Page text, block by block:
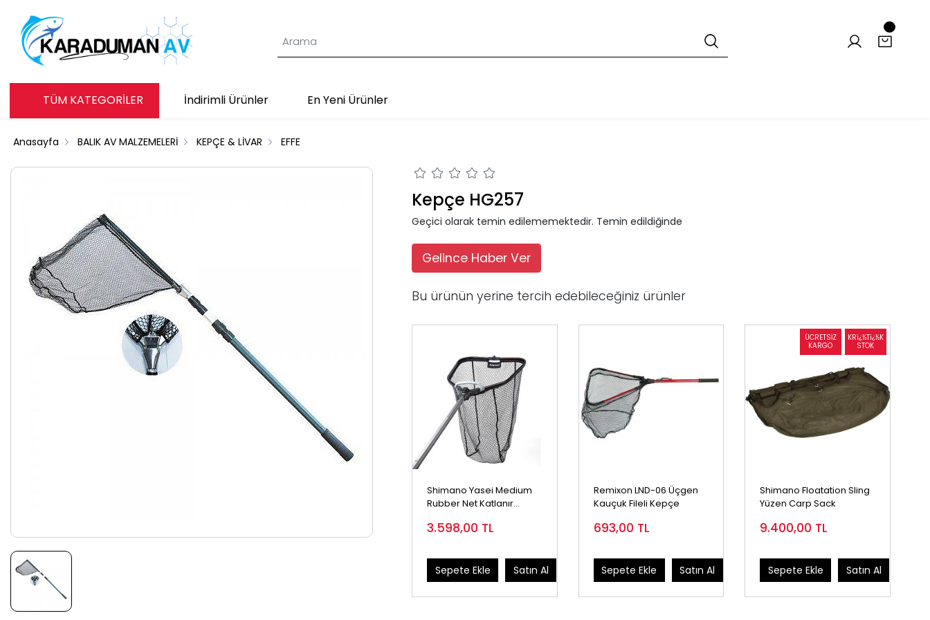
TÜM KATEGORİLER İndirimli Ürünler En Yeni Ürünler
Anasayfa BALIK AV MALZEMELERİ KEPÇE & LİVAR EFFE
Kepçe HG257
Geçici olarak temin edilememektedir. Temin edildiğinde
Gelince Haber Ver
Bu ürünün yerine tercih edebileceğiniz ürünler
Shimano Yasei Medium
Rubber Net Katlanır
3.598,00 TL
Sepete Ekle Satın Al
Remixon LND-06 Üçgen
Kauçuk Fileli Kepçe
693,00 TL
Sepete Ekle Satın Al
Shimano Floatation Sling
Yüzen Carp Sack
9.400,00 TL
Sepete Ekle Satın Al